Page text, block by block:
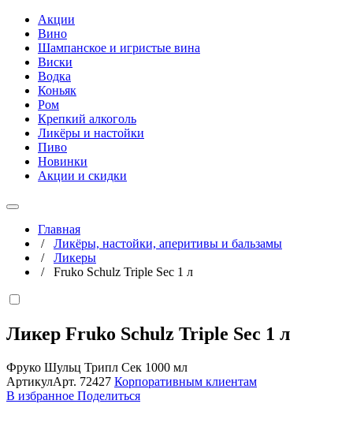
Акции
Вино
Шампанское и игристые вина
Виски
Водка
Коньяк
Ром
Крепкий алкоголь
Ликёры и настойки
Пиво
Новинки
Акции и скидки
Главная
/ Ликёры, настойки, аперитивы и бальзамы
/ Ликеры
/ Fruko Schulz Triple Sec 1 л
Ликер Fruko Schulz Triple Sec 1 л
Фруко Шульц Трипл Сек 1000 мл
АртикулАрт. 72427 Корпоративным клиентам
В избранное Поделиться